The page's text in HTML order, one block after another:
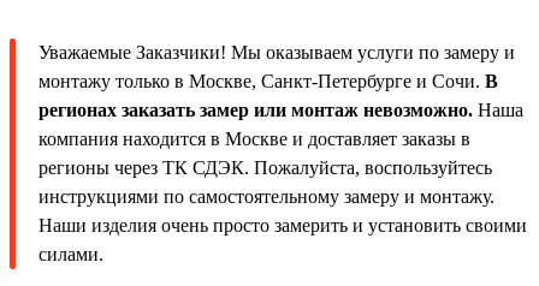
Уважаемые Заказчики! Мы оказываем услуги по замеру и
монтажу только в Москве, Санкт-Петербурге и Сочи. В
регионах заказать замер или монтаж невозможно. Наша
компания находится в Москве и доставляет заказы в
регионы через ТК СДЭК. Пожалуйста, воспользуйтесь
инструкциями по самостоятельному замеру и монтажу.
Наши изделия очень просто замерить и установить своими
силами.